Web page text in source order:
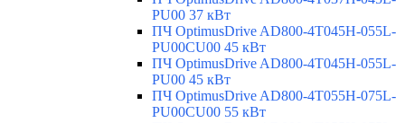
PU00 37 кВт
ПЧ OptimusDrive AD800-4T045H-055L-
PU00CU00 45 кВт
ПЧ OptimusDrive AD800-4T045H-055L-
PU00 45 кВт
ПЧ OptimusDrive AD800-4T055H-075L-
PU00CU00 55 кВт